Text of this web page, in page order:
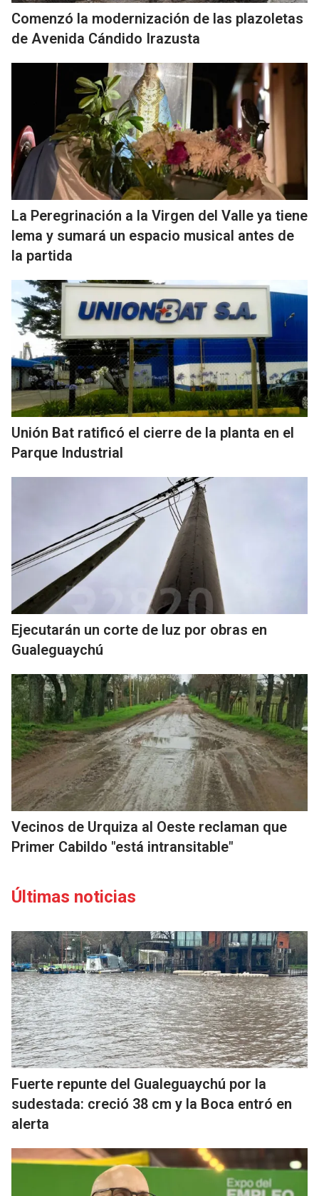
Comenzó la modernización de las plazoletas
de Avenida Cándido Irazusta
La Peregrinación a la Virgen del Valle ya tiene
lema y sumará un espacio musical antes de
la partida
Unión Bat ratificó el cierre de la planta en el
Parque Industrial
Ejecutarán un corte de luz por obras en
Gualeguaychú
Vecinos de Urquiza al Oeste reclaman que
Primer Cabildo "está intransitable"
Últimas noticias
Fuerte repunte del Gualeguaychú por la
sudestada: creció 38 cm y la Boca entró en
alerta